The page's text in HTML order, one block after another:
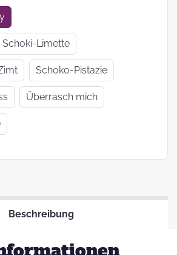
Limette
Schoko-Pistazie
Überrasch mich
Beschreibung